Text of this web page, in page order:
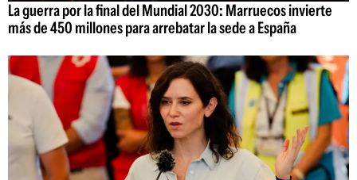
La guerra por la final del Mundial 2030: Marruecos invierte
más de 450 millones para arrebatar la sede a España